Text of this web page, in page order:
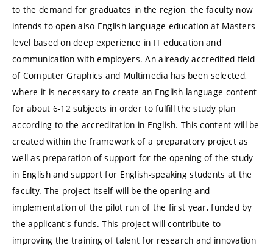
to the demand for graduates in the region, the faculty now
intends to open also English language education at Masters
level based on deep experience in IT education and
communication with employers. An already accredited field
of Computer Graphics and Multimedia has been selected,
where it is necessary to create an English-language content
for about 6-12 subjects in order to fulfill the study plan
according to the accreditation in English. This content will be
created within the framework of a preparatory project as
well as preparation of support for the opening of the study
in English and support for English-speaking students at the
faculty. The project itself will be the opening and
implementation of the pilot run of the first year, funded by
the applicant's funds. This project will contribute to
improving the training of talent for research and innovation